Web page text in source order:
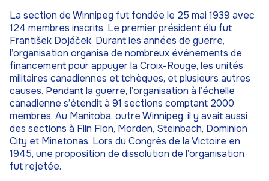
La section de Winnipeg fut fondée le 25 mai 1939 avec
124 membres inscrits. Le premier président élu fut
František Dojáček. Durant les années de guerre,
l’organisation organisa de nombreux événements de
financement pour appuyer la Croix-Rouge, les unités
militaires canadiennes et tchèques, et plusieurs autres
causes. Pendant la guerre, l’organisation à l’échelle
canadienne s’étendit à 91 sections comptant 2000
membres. Au Manitoba, outre Winnipeg, il y avait aussi
des sections à Flin Flon, Morden, Steinbach, Dominion
City et Minetonas. Lors du Congrès de la Victoire en
1945, une proposition de dissolution de l’organisation
fut rejetée.